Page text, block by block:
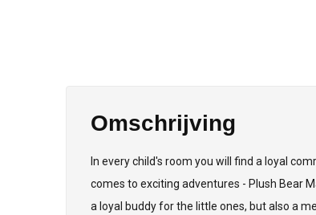
Omschrijving
In every child's room you will find a loyal
comes to exciting adventures - Plush Bear
a loyal buddy for the little ones, but also a